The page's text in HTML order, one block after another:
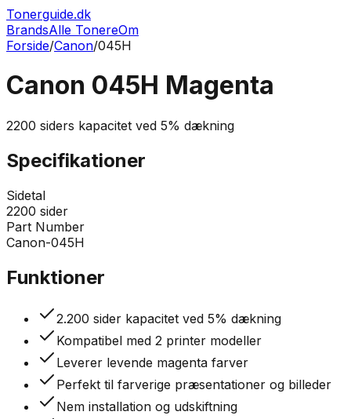
Tonerguide.dk
BrandsAlle TonereOm
Forside/Canon/045H
Canon 045H Magenta
2200 siders kapacitet ved 5% dækning
Specifikationer
Sidetal
2200 sider
Part Number
Canon-045H
Funktioner
2.200 sider kapacitet ved 5% dækning
Kompatibel med 2 printer modeller
Leverer levende magenta farver
Perfekt til farverige præsentationer og billeder
Nem installation og udskiftning